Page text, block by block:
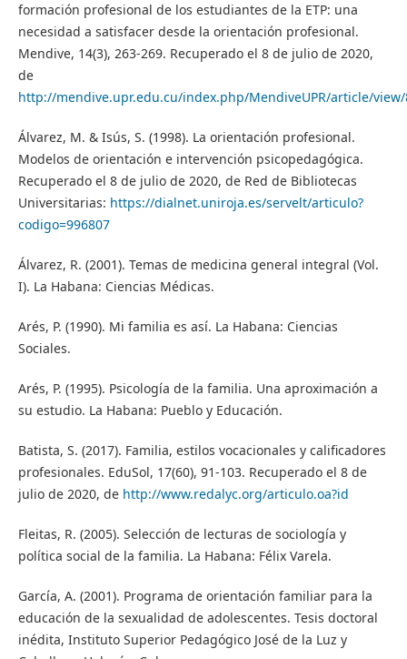
formación profesional de los estudiantes de la ETP: una
necesidad a satisfacer desde la orientación profesional.
Mendive, 14(3), 263-269. Recuperado el 8 de julio de 2020,
de
http://mendive.upr.edu.cu/index.php/MendiveUPR/article/view/
Álvarez, M. & Isús, S. (1998). La orientación profesional.
Modelos de orientación e intervención psicopedagógica.
Recuperado el 8 de julio de 2020, de Red de Bibliotecas
Universitarias: https://dialnet.uniroja.es/servelt/articulo?
codigo=996807
Álvarez, R. (2001). Temas de medicina general integral (Vol.
I). La Habana: Ciencias Médicas.
Arés, P. (1990). Mi familia es así. La Habana: Ciencias
Sociales.
Arés, P. (1995). Psicología de la familia. Una aproximación a
su estudio. La Habana: Pueblo y Educación.
Batista, S. (2017). Familia, estilos vocacionales y calificadores
profesionales. EduSol, 17(60), 91-103. Recuperado el 8 de
julio de 2020, de http://www.redalyc.org/articulo.oa?id
Fleitas, R. (2005). Selección de lecturas de sociología y
política social de la familia. La Habana: Félix Varela.
García, A. (2001). Programa de orientación familiar para la
educación de la sexualidad de adolescentes. Tesis doctoral
inédita, Instituto Superior Pedagógico José de la Luz y